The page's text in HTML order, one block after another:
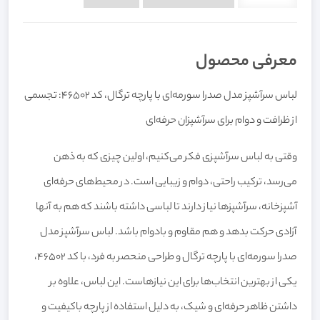
معرفی محصول
لباس سرآشپز مدل صدرا سورمه‌ای با پارچه ترگال، کد 46502: تجسمی
از ظرافت و دوام برای سرآشپزان حرفه‌ای
وقتی به لباس سرآشپزی فکر می‌کنیم، اولین چیزی که به ذهن
می‌رسد، ترکیب راحتی، دوام و زیبایی است. در محیط‌های حرفه‌ای
آشپزخانه، سرآشپزها نیاز دارند تا لباسی داشته باشند که هم به آنها
آزادی حرکت بدهد و هم مقاوم و بادوام باشد. لباس سرآشپز مدل
صدرا سورمه‌ای با پارچه ترگال و طراحی منحصر به فرد، با کد 46502،
یکی از بهترین انتخاب‌ها برای این نیازهاست. این لباس، علاوه بر
داشتن ظاهر حرفه‌ای و شیک، به دلیل استفاده از پارچه باکیفیت و